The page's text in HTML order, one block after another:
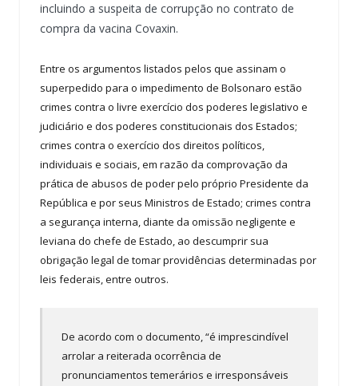
incluindo a suspeita de corrupção no contrato de
compra da vacina Covaxin.
Entre os argumentos listados pelos que assinam o
superpedido para o impedimento de Bolsonaro estão
crimes contra o livre exercício dos poderes legislativo e
judiciário e dos poderes constitucionais dos Estados;
crimes contra o exercício dos direitos políticos,
individuais e sociais, em razão da comprovação da
prática de abusos de poder pelo próprio Presidente da
República e por seus Ministros de Estado; crimes contra
a segurança interna, diante da omissão negligente e
leviana do chefe de Estado, ao descumprir sua
obrigação legal de tomar providências determinadas por
leis federais, entre outros.
De acordo com o documento, “é imprescindível
arrolar a reiterada ocorrência de
pronunciamentos temerários e irresponsáveis